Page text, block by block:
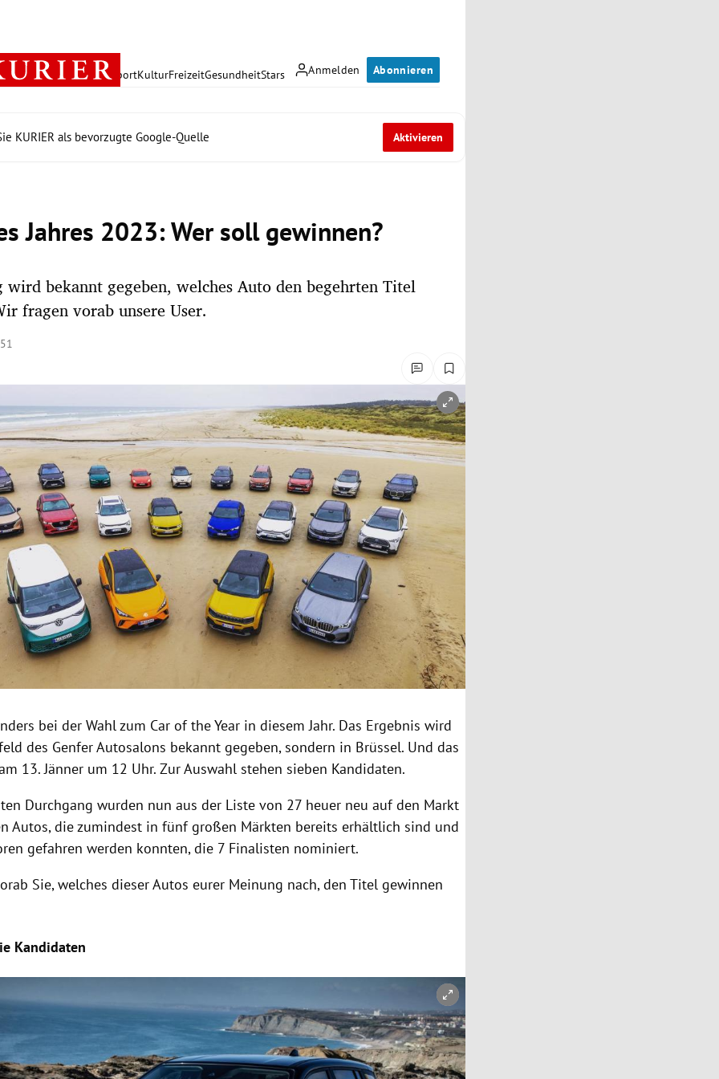
Anmelden Abonnieren
PolitikWirtschaft SportKulturFreizeitGesundheitStars
KURIER als bevorzugte Google-Quelle Aktivieren
Jahres 2023: Wer soll gewinnen?
wird bekannt gegeben, welches Auto den begehrten Titel
fragen vorab unsere User.
öffnen/schließen
bei der Wahl zum Car of the Year in diesem Jahr. Das Ergebnis wird
des Genfer Autosalons bekannt gegeben, sondern in Brüssel. Und das
13. Jänner um 12 Uhr. Zur Auswahl stehen sieben Kandidaten.
Durchgang wurden nun aus der Liste von 27 heuer neu auf den Markt
Autos, die zumindest in fünf großen Märkten bereits erhältlich sind und
gefahren werden konnten, die 7 Finalisten nominiert.
Sie, welches dieser Autos eurer Meinung nach, den Titel gewinnen
Kandidaten
öffnen/schließen